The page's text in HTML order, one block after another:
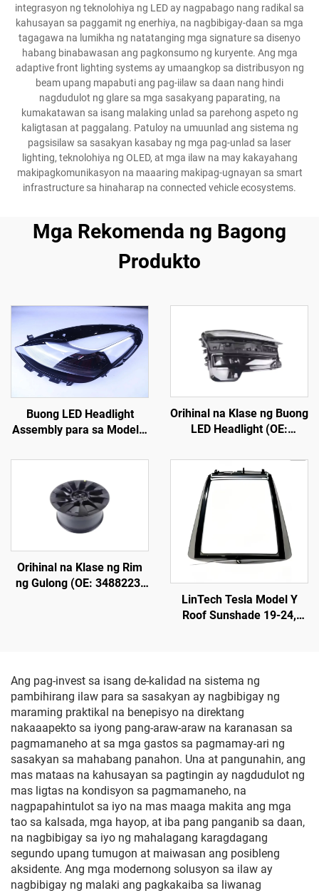
integrasyon ng teknolohiya ng LED ay nagpabago nang radikal sa
kahusayan sa paggamit ng enerhiya, na nagbibigay-daan sa mga
tagagawa na lumikha ng natatanging mga signature sa disenyo
habang binabawasan ang pagkonsumo ng kuryente. Ang mga
adaptive front lighting systems ay umaangkop sa distribusyon ng
beam upang mapabuti ang pag-iilaw sa daan nang hindi
nagdudulot ng glare sa mga sasakyang paparating, na
kumakatawan sa isang malaking unlad sa parehong aspeto ng
kaligtasan at paggalang. Patuloy na umuunlad ang sistema ng
pagsisilaw sa sasakyan kasabay ng mga pag-unlad sa laser
lighting, teknolohiya ng OLED, at mga ilaw na may kakayahang
makipagkomunikasyon na maaaring makipag-ugnayan sa smart
infrastructure sa hinaharap na connected vehicle ecosystems.
Mga Rekomenda ng Bagong
Produkto
Buong LED Headlight
Assembly para sa Model 3
00-D, 1514952-00-E,
1514952-10-E,
Pangkalahatang
Pagpapalit ng Automotive
Lighting Headlamp
Orihinal na Klase ng Buong
LED Headlight (OE:
Lakas na ABS Housing at
UV-Stabilized na PC Lens,
Saklaw ng High Beam na
850 metro, Buhay na
Serbisyo na 50,000 oras,
Para sa Pagpapalit ng
Headlight ng Model 3/Y at
Orihinal na Klase ng Rim
ng Gulong (OE: 3488223-
Lug Nuts at Sistema ng
Preno, Para sa Palitan at
Pag-customize
LinTech Tesla Model Y
Roof Sunshade 19-24,
Ang pag-invest sa isang de-kalidad na sistema ng
pambihirang ilaw para sa sasakyan ay nagbibigay ng
maraming praktikal na benepisyo na direktang
nakaaapekto sa iyong pang-araw-araw na karanasan sa
pagmamaneho at sa mga gastos sa pagmamay-ari ng
sasakyan sa mahabang panahon. Una at pangunahin, ang
mas mataas na kahusayan sa pagtingin ay nagdudulot ng
mas ligtas na kondisyon sa pagmamaneho, na
nagpapahintulot sa iyo na mas maaga makita ang mga
tao sa kalsada, mga hayop, at iba pang panganib sa daan,
na nagbibigay sa iyo ng mahalagang karagdagang
segundo upang tumugon at maiwasan ang posibleng
aksidente. Ang mga modernong solusyon sa ilaw ay
nagbibigay ng malaki ang pagkakaiba sa liwanag